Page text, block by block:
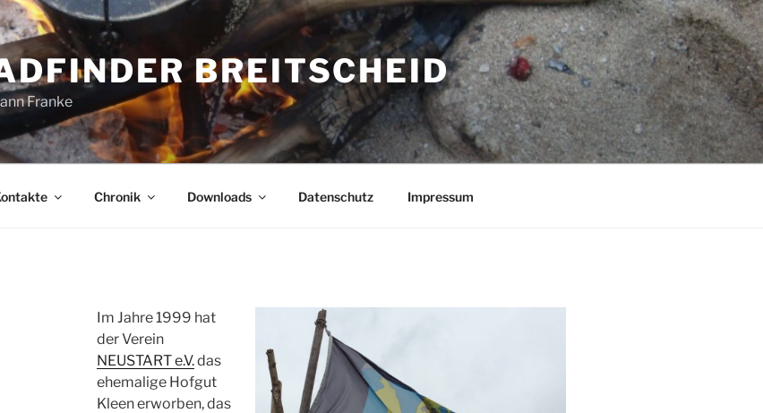
BREITSCHEID
Franke
Chronik Downloads Datenschutz Impressum
Im Jahre 1999 hat
der Verein
NEUSTART e.V.das
ehemalige Hofgut
Kleen erworben, das